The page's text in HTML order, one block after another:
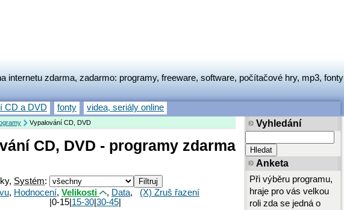
internetu zdarma, zadarmo: programy, freeware, software, počítačové hry, mp3, fonty
CD a DVD fonty videa, seriály online
Vypalování CD, DVD
CD, DVD - programy zdarma
Systém:
, Hodnocení, Velikosti , Data, (X) Zruš řazení
|0-15| 15-30| 30-45|
Vyhledání
Anketa
Při výběru programu,
hraje pro vás velkou
roli zda se jedná o